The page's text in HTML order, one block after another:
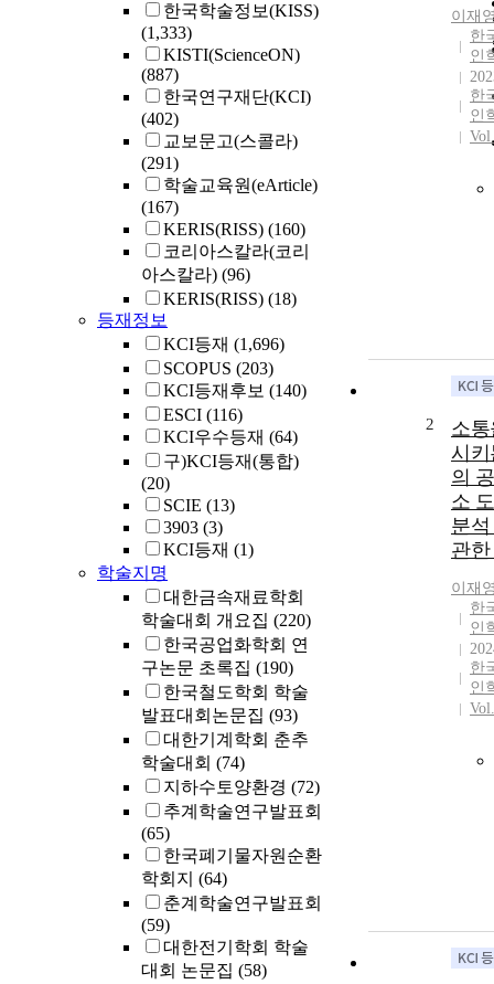
한국학술정보(KISS)
(1,333)
KISTI(ScienceON)
(887)
한국연구재단(KCI)
(402)
교보문고(스콜라)
(291)
학술교육원(eArticle)
(167)
KERIS(RISS) (160)
코리아스칼라(코리
아스칼라) (96)
KERIS(RISS) (18)
등재정보
KCI등재 (1,696)
SCOPUS (203)
KCI등재후보 (140)
ESCI (116)
KCI우수등재 (64)
구)KCI등재(통합)
(20)
SCIE (13)
3903 (3)
KCI등재 (1)
학술지명
대한금속재료학회
학술대회 개요집 (220)
한국공업화학회 연
구논문 초록집 (190)
한국철도학회 학술
발표대회논문집 (93)
대한기계학회 춘추
학술대회 (74)
지하수토양환경 (72)
추계학술연구발표회
(65)
한국폐기물자원순환
학회지 (64)
춘계학술연구발표회
(59)
대한전기학회 학술
대회 논문집 (58)
이재
한
인
한
인
2
소
시키
의
소
분
관
이재
한
인
한
인